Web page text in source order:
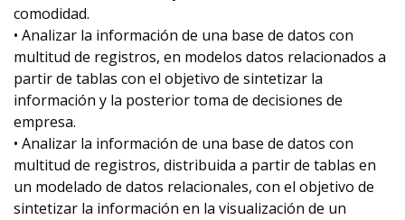
comodidad.
• Analizar la información de una base de datos con
multitud de registros, en modelos datos relacionados a
partir de tablas con el objetivo de sintetizar la
información y la posterior toma de decisiones de
empresa.
• Analizar la información de una base de datos con
multitud de registros, distribuida a partir de tablas en
un modelado de datos relacionales, con el objetivo de
sintetizar la información en la visualización de un